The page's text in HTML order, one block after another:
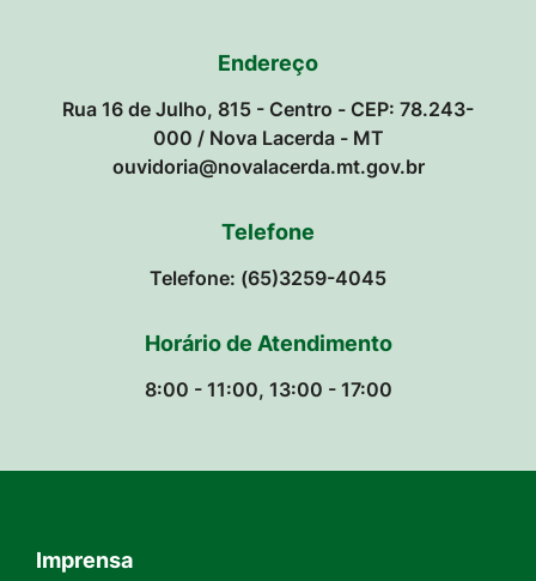
Endereço
Rua 16 de Julho, 815 - Centro - CEP: 78.243-
000 / Nova Lacerda - MT
ouvidoria@novalacerda.mt.gov.br
Telefone
Telefone: (65)3259-4045
Horário de Atendimento
8:00 - 11:00, 13:00 - 17:00
Seção do Rodapé e Contato
Imprensa